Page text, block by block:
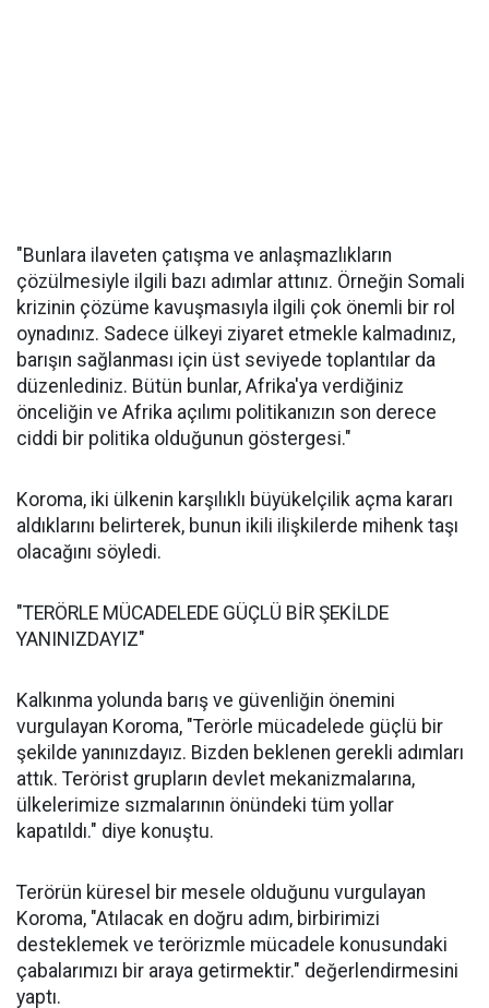
"Bunlara ilaveten çatışma ve anlaşmazlıkların
çözülmesiyle ilgili bazı adımlar attınız. Örneğin Somali
krizinin çözüme kavuşmasıyla ilgili çok önemli bir rol
oynadınız. Sadece ülkeyi ziyaret etmekle kalmadınız,
barışın sağlanması için üst seviyede toplantılar da
düzenlediniz. Bütün bunlar, Afrika'ya verdiğiniz
önceliğin ve Afrika açılımı politikanızın son derece
ciddi bir politika olduğunun göstergesi."
Koroma, iki ülkenin karşılıklı büyükelçilik açma kararı
aldıklarını belirterek, bunun ikili ilişkilerde mihenk taşı
olacağını söyledi.
"TERÖRLE MÜCADELEDE GÜÇLÜ BİR ŞEKİLDE
YANINIZDAYIZ"
Kalkınma yolunda barış ve güvenliğin önemini
vurgulayan Koroma, "Terörle mücadelede güçlü bir
şekilde yanınızdayız. Bizden beklenen gerekli adımları
attık. Terörist grupların devlet mekanizmalarına,
ülkelerimize sızmalarının önündeki tüm yollar
kapatıldı." diye konuştu.
Terörün küresel bir mesele olduğunu vurgulayan
Koroma, "Atılacak en doğru adım, birbirimizi
desteklemek ve terörizmle mücadele konusundaki
çabalarımızı bir araya getirmektir." değerlendirmesini
yaptı.